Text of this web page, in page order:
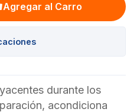
Agregar al Carro
durante los
acondiciona